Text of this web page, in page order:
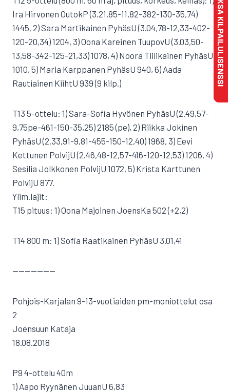
Ira Hirvonen OutokP (3.21,85-11,82-382-130-35,74)
1445, 2) Sara Martikainen PyhäsU (3.04,78-12,33-402-
120-20,34) 1204, 3) Oona Kareinen TuupovU (3.03,50-
13,58-342-125-21,33) 1078, 4) Noora Tiilikainen PyhäsU
1010, 5) Maria Karppanen PyhäsU 940, 6) Aada
Rautiainen KiihtU 939 (9 kilp.)
T13 5-ottelu: 1) Sara-Sofia Hyvönen PyhäsU (2.49,57-
9,75pe-461-150-35,25) 2185 (pe), 2) Riikka Jokinen
PyhäsU (2.33,91-9,81-455-150-12,40) 1968, 3) Eevi
Kettunen PolvijU (2.46,48-12,57-416-120-12,53) 1206, 4)
Sesilia Jolkkonen PolvijU 1072, 5) Krista Karttunen
PolvijU 877.
Ylim.lajit:
T15 pituus: 1) Oona Majoinen JoensKa 502 (+2,2)
T14 800 m: 1) Sofia Raatikainen PyhäsU 3.01,41
———————
Pohjois-Karjalan 9-13-vuotiaiden pm-moniottelut osa
2
Joensuun Kataja
18.08.2018
P9 4-ottelu 40m
1) Aapo Ryynänen JuuanU 6,83
MAKSA KILPAILULISENSSI